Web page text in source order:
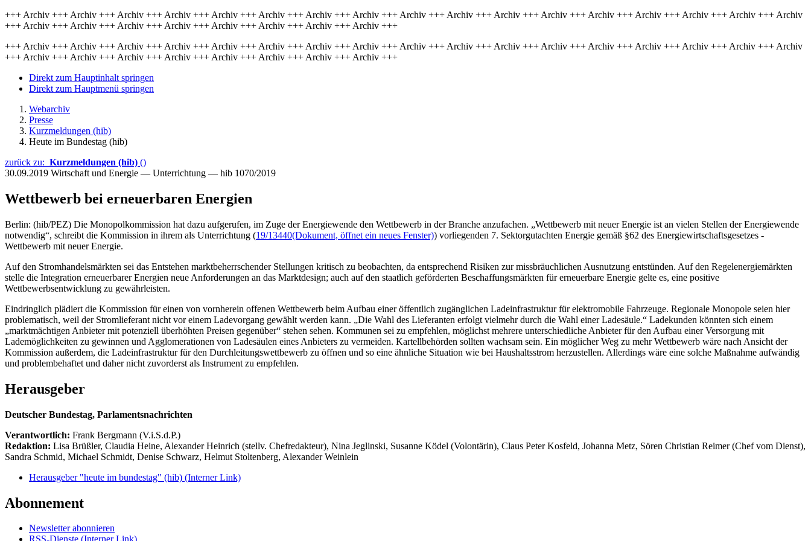
+++ Archiv +++ Archiv +++ Archiv +++ Archiv +++ Archiv +++ Archiv +++ Archiv +++ Archiv +++ Archiv +++ Archiv +++ Archiv +++ Archiv +++ Archiv +++ Archiv +++ Archiv +++ Archiv +++ Archiv
+++ Archiv +++ Archiv +++ Archiv +++ Archiv +++ Archiv +++ Archiv +++ Archiv +++ Archiv +++
+++ Archiv +++ Archiv +++ Archiv +++ Archiv +++ Archiv +++ Archiv +++ Archiv +++ Archiv +++ Archiv +++ Archiv +++ Archiv +++ Archiv +++ Archiv +++ Archiv +++ Archiv +++ Archiv +++ Archiv
+++ Archiv +++ Archiv +++ Archiv +++ Archiv +++ Archiv +++ Archiv +++ Archiv +++ Archiv +++
Direkt zum Hauptinhalt springen
Direkt zum Hauptmenü springen
Webarchiv
Presse
Kurzmeldungen (hib)
Heute im Bundestag (hib)
zurück zu: Kurzmeldungen (hib) ()
30.09.2019 Wirtschaft und Energie — Unterrichtung — hib 1070/2019
Wettbewerb bei erneuerbaren Energien
Berlin: (hib/PEZ) Die Monopolkommission hat dazu aufgerufen, im Zuge der Energiewende den Wettbewerb in der Branche anzufachen. „Wettbewerb mit neuer Energie ist an vielen Stellen der Energiewende
notwendig“, schreibt die Kommission in ihrem als Unterrichtung (19/13440(Dokument, öffnet ein neues Fenster)) vorliegenden 7. Sektorgutachten Energie gemäß §62 des Energiewirtschaftsgesetzes -
Wettbewerb mit neuer Energie.
Auf den Stromhandelsmärkten sei das Entstehen marktbeherrschender Stellungen kritisch zu beobachten, da entsprechend Risiken zur missbräuchlichen Ausnutzung entstünden. Auf den Regelenergiemärkten
stelle die Integration erneuerbarer Energien neue Anforderungen an das Marktdesign; auch auf den staatlich geförderten Beschaffungsmärkten für erneuerbare Energie gelte es, eine positive
Wettbewerbsentwicklung zu gewährleisten.
Eindringlich plädiert die Kommission für einen von vornherein offenen Wettbewerb beim Aufbau einer öffentlich zugänglichen Ladeinfrastruktur für elektromobile Fahrzeuge. Regionale Monopole seien hier
problematisch, weil der Stromlieferant nicht vor einem Ladevorgang gewählt werden kann. „Die Wahl des Lieferanten erfolgt vielmehr durch die Wahl einer Ladesäule.“ Ladekunden könnten sich einem
„marktmächtigen Anbieter mit potenziell überhöhten Preisen gegenüber“ stehen sehen. Kommunen sei zu empfehlen, möglichst mehrere unterschiedliche Anbieter für den Aufbau einer Versorgung mit
Lademöglichkeiten zu gewinnen und Agglomerationen von Ladesäulen eines Anbieters zu vermeiden. Kartellbehörden sollten wachsam sein. Ein möglicher Weg zu mehr Wettbewerb wäre nach Ansicht der
Kommission außerdem, die Ladeinfrastruktur für den Durchleitungswettbewerb zu öffnen und so eine ähnliche Situation wie bei Haushaltsstrom herzustellen. Allerdings wäre eine solche Maßnahme aufwändig
und problembehaftet und daher nicht zuvorderst als Instrument zu empfehlen.
Herausgeber
Deutscher Bundestag, Parlamentsnachrichten
Verantwortlich: Frank Bergmann (V.i.S.d.P.)
Redaktion: Lisa Brüßler, Claudia Heine, Alexander Heinrich (stellv. Chefredakteur), Nina Jeglinski, Susanne Ködel (Volontärin), Claus Peter Kosfeld, Johanna Metz, Sören Christian Reimer (Chef vom Dienst),
Sandra Schmid, Michael Schmidt, Denise Schwarz, Helmut Stoltenberg, Alexander Weinlein
Herausgeber "heute im bundestag" (hib) (Interner Link)
Abonnement
Newsletter abonnieren